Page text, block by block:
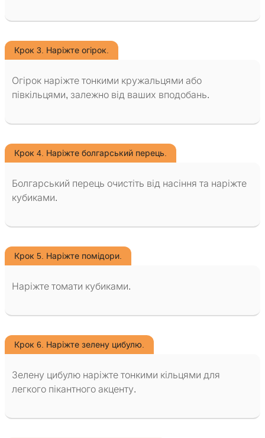
Крок 3. Наріжте огірок.
Огірок наріжте тонкими кружальцями або
півкільцями, залежно від ваших вподобань.
Крок 4. Наріжте болгарський перець.
Болгарський перець очистіть від насіння та наріжте
кубиками.
Крок 5. Наріжте помідори.
Наріжте томати кубиками.
Крок 6. Наріжте зелену цибулю.
Зелену цибулю наріжте тонкими кільцями для
легкого пікантного акценту.